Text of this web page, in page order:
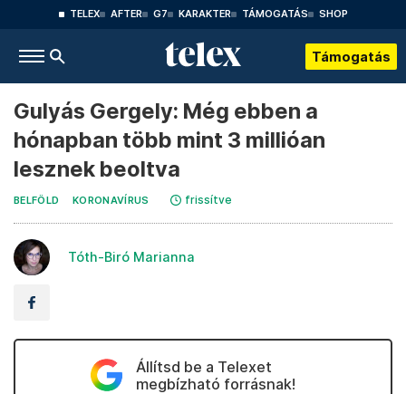
TELEX AFTER G7 KARAKTER TÁMOGATÁS SHOP
Támogatás
Gulyás Gergely: Még ebben a
hónapban több mint 3 millióan
lesznek beoltva
BELFÖLD KORONAVÍRUS frissítve
Tóth-Biró Marianna
Állítsd be a Telexet
megbízható forrásnak!